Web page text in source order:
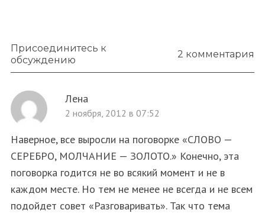
Присоединитесь к
обсуждению
2 комментария
Лена
2 ноября, 2012 в 07:52
Наверное, все выросли на поговорке «СЛОВО —
СЕРЕБРО, МОЛЧАНИЕ — ЗОЛОТО.» Конечно, эта
поговорка годится не во всякий момент и не в
каждом месте. Но тем не менее не всегда и не всем
подойдет совет «Разговаривать». Так что тема